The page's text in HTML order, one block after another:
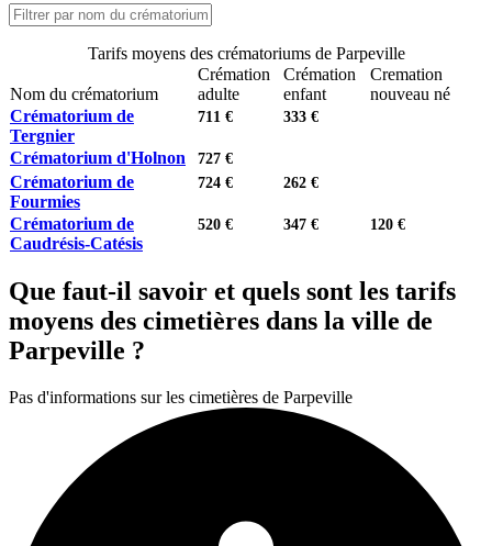
Tarifs moyens des crématoriums de Parpeville
Nom du crématorium
Crémation
adulte
Crémation
enfant
Cremation
nouveau né
Crématorium de
Tergnier
711 € 333 €
Crématorium d'Holnon 727 €
Crématorium de
Fourmies
724 € 262 €
Crématorium de
Caudrésis-Catésis
520 € 347 € 120 €
Que faut-il savoir et quels sont les tarifs
moyens des cimetières dans la ville de
Parpeville ?
Pas d'informations sur les cimetières de Parpeville